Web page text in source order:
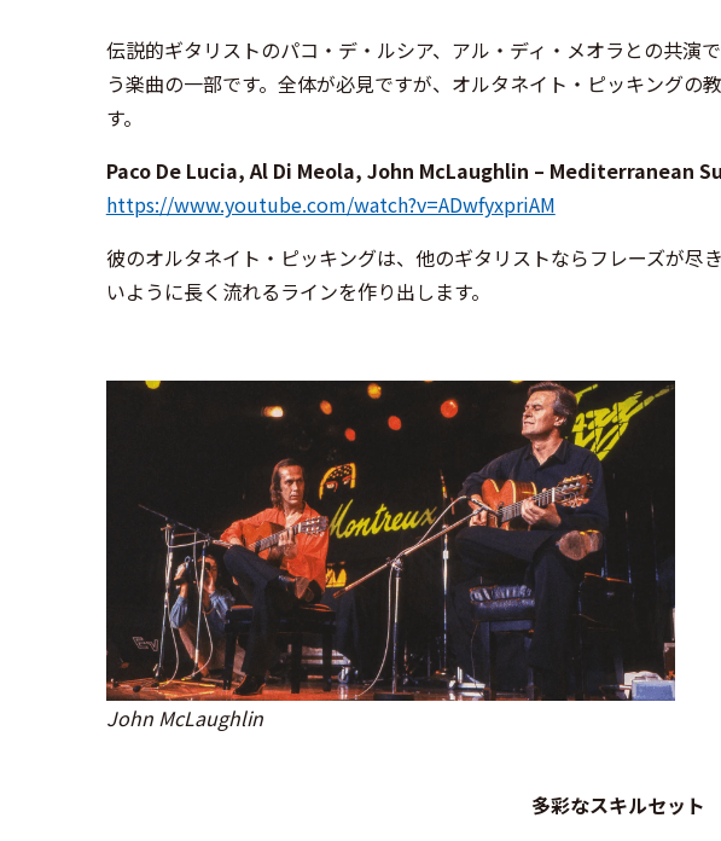
伝説的ギタリストのパコ・デ・ルシア、アル・ディ・メオラとの共演
う楽曲の一部です。全体が必見ですが、オルタネイト・ピッキングの
す。
Paco De Lucia, Al Di Meola, John McLaughlin – Mediterranean
https://www.youtube.com/watch?v=ADwfyxpriAM
彼のオルタネイト・ピッキングは、他のギタリストならフレーズが尽
いように長く流れるラインを作り出します。
John McLaughlin
多彩なスキルセット